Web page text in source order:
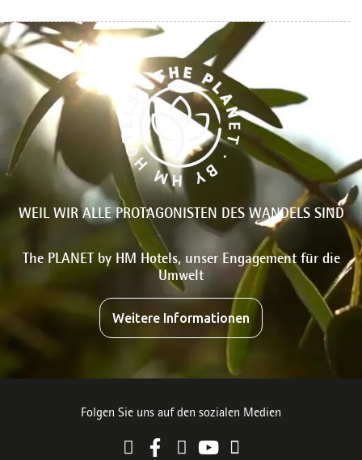
WEIL WIR ALLE PROTAGONISTEN DES WANDELS SIND
The PLANET by HM Hotels, unser Engagement für die
Umwelt
Weitere Informationen
Folgen Sie uns auf den sozialen Medien